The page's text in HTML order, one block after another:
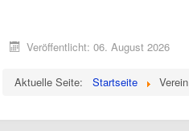
Veröffentlicht: 06. August 2026
Aktuelle Seite: Startseite Verein